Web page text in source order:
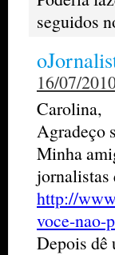
seguidos
16/07/
Carolina,
Agradeço
Minha
jornalistas
http://
voce-nao-
Depois dê